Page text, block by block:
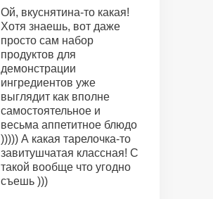
Ой, вкуснятина-то какая!
Хотя знаешь, вот даже
просто сам набор
продуктов для
демонстрации
ингредиентов уже
выглядит как вполне
самостоятельное и
весьма аппетитное блюдо
))))) А какая тарелочка-то
завитушчатая классная! С
такой вообще что угодно
съешь )))